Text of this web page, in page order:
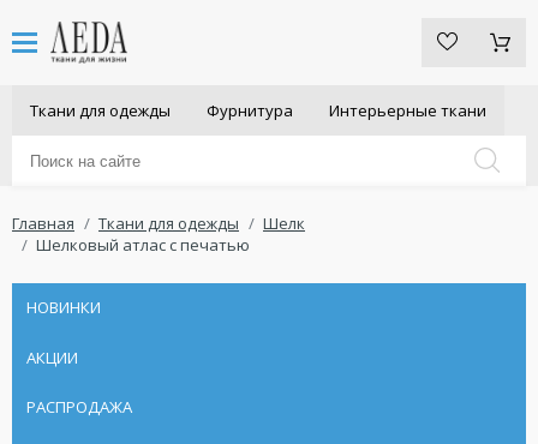
Ткани для одежды Фурнитура Интерьерные ткани
Главная Ткани для одежды
Шелк
Шелковый атлас с печатью
НОВИНКИ
АКЦИИ
РАСПРОДАЖА